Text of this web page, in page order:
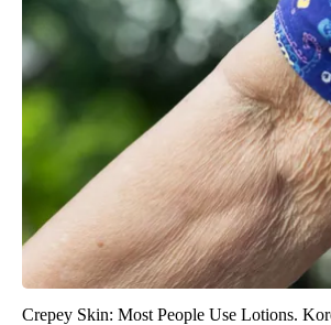
Crepey Skin: Most People Use Lotions.